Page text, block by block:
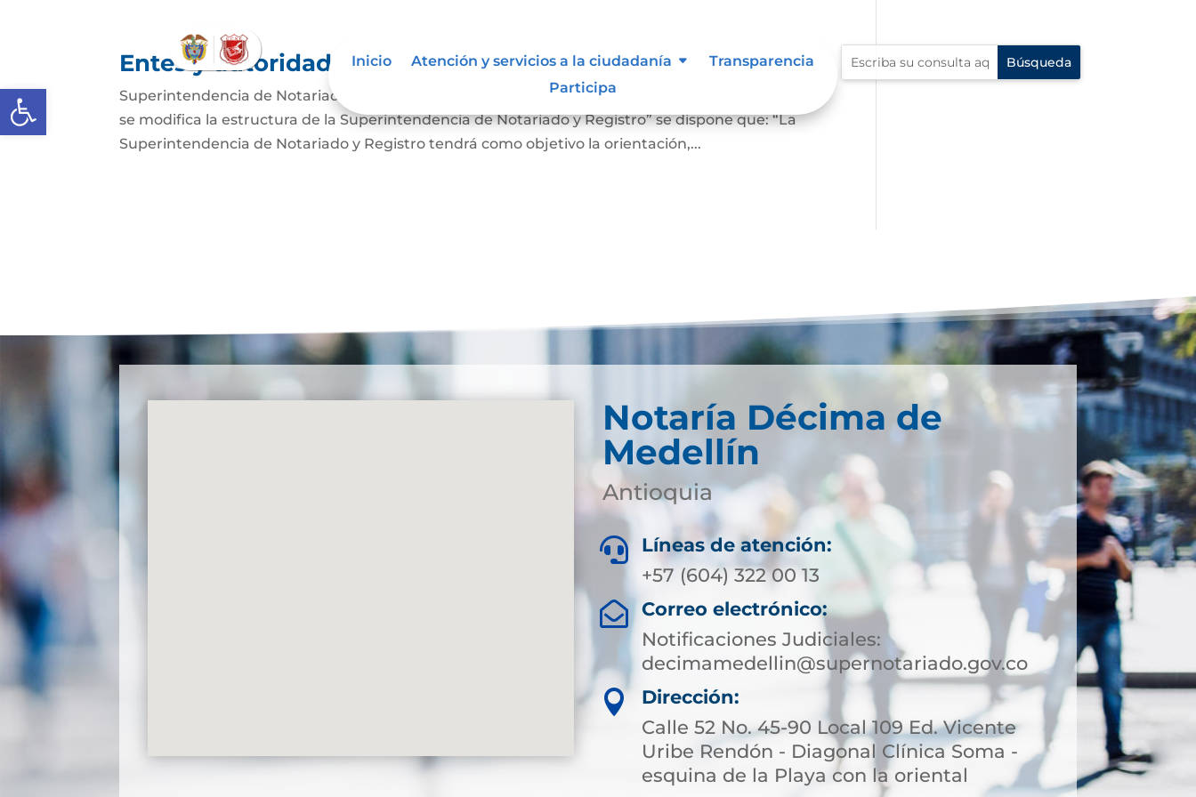
Abrir barra de herramientas
Inicio Atención y servicios a la ciudadanía
Transparencia
Participa
Entes y autoridades que lo vigilan
Superintendencia de Notariado y Registro En el Artículo 4 del Decreto 2723 de 2014, “Por el cual
se modifica la estructura de la Superintendencia de Notariado y Registro” se dispone que: “La
Superintendencia de Notariado y Registro tendrá como objetivo la orientación,...
Notaría Décima de
Medellín
Antioquia

Líneas de atención:
+57 (604) 322 00 13

Correo electrónico:
Notificaciones Judiciales:
decimamedellin@supernotariado.gov.co

Dirección:
Calle 52 No. 45-90 Local 109 Ed. Vicente
Uribe Rendón - Diagonal Clínica Soma -
esquina de la Playa con la oriental